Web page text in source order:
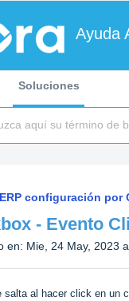
Ayuda
Soluciones
ERP configuración por
- Evento
en: Mie, 24 May, 2023 a
salta al hacer click en un